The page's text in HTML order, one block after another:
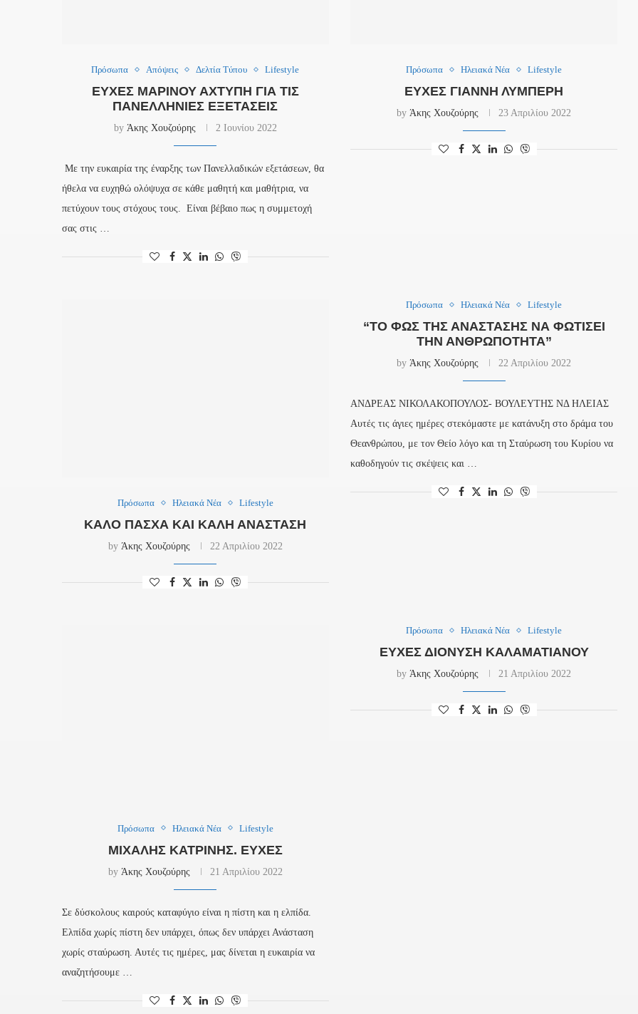
Πρόσωπα Απόψεις Δελτία Τύπου Lifestyle
ΕΥΧΈΣ ΜΑΡΊΝΟΥ ΑΧΤΎΠΗ ΓΙΑ ΤΙΣ
ΠΑΝΕΛΛΉΝΙΕΣ ΕΞΕΤΆΣΕΙΣ
by Άκης Χουζούρης 2 Ιουνίου 2022
Με την ευκαιρία της έναρξης των Πανελλαδικών εξετάσεων, θα
ήθελα να ευχηθώ ολόψυχα σε κάθε μαθητή και μαθήτρια, να
πετύχουν τους στόχους τους. Είναι βέβαιο πως η συμμετοχή
σας στις …
Πρόσωπα Ηλειακά Νέα Lifestyle
ΕΥΧΈΣ ΓΙΆΝΝΗ ΛΥΜΠΈΡΗ
byΆκης Χουζούρης 23 Απριλίου 2022
Πρόσωπα Ηλειακά Νέα Lifestyle
ΚΑΛΌ ΠΆΣΧΑ ΚΑΙ ΚΑΛΉ ΑΝΆΣΤΑΣΗ
by Άκης Χουζούρης 22 Απριλίου 2022
Πρόσωπα Ηλειακά Νέα Lifestyle
“ΤΟ ΦΩΣ ΤΗΣ ΑΝΆΣΤΑΣΗΣ ΝΑ ΦΩΤΊΣΕΙ
ΤΗΝ ΑΝΘΡΩΠΌΤΗΤΑ”
byΆκης Χουζούρης 22 Απριλίου 2022
ΑΝΔΡΕΑΣ ΝΙΚΟΛΑΚΟΠΟΥΛΟΣ- ΒΟΥΛΕΥΤΗΣ ΝΔ ΗΛΕΙΑΣ
Αυτές τις άγιες ημέρες στεκόμαστε με κατάνυξη στο δράμα του
Θεανθρώπου, με τον Θείο λόγο και τη Σταύρωση του Κυρίου να
καθοδηγούν τις σκέψεις και …
Πρόσωπα Ηλειακά Νέα Lifestyle
ΜΙΧΆΛΗΣ ΚΑΤΡΊΝΗΣ. ΕΥΧΈΣ
by Άκης Χουζούρης 21 Απριλίου 2022
Σε δύσκολους καιρούς καταφύγιο είναι η πίστη και η ελπίδα.
Ελπίδα χωρίς πίστη δεν υπάρχει, όπως δεν υπάρχει Ανάσταση
χωρίς σταύρωση. Αυτές τις ημέρες, μας δίνεται η ευκαιρία να
αναζητήσουμε …
Πρόσωπα Ηλειακά Νέα Lifestyle
ΕΥΧΈΣ ΔΙΟΝΎΣΗ ΚΑΛΑΜΑΤΙΑΝΟΎ
byΆκης Χουζούρης 21 Απριλίου 2022